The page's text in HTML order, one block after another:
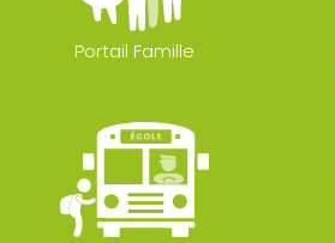
Portail Famille